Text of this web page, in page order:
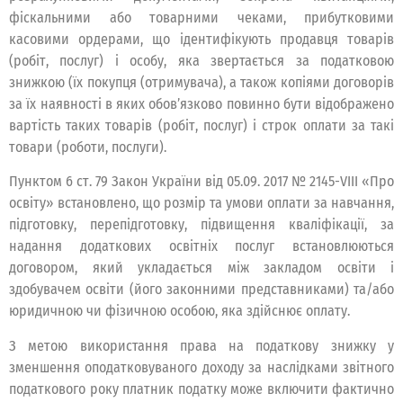
фіскальними або товарними чеками, прибутковими
касовими ордерами, що ідентифікують продавця товарів
(робіт, послуг) і особу, яка звертається за податковою
знижкою (їх покупця (отримувача), а також копіями договорів
за їх наявності в яких обов’язково повинно бути відображено
вартість таких товарів (робіт, послуг) і строк оплати за такі
товари (роботи, послуги).
Пунктом 6 ст. 79 Закон України від 05.09. 2017 № 2145-VІІІ «Про
освіту» встановлено, що розмір та умови оплати за навчання,
підготовку, перепідготовку, підвищення кваліфікації, за
надання додаткових освітніх послуг встановлюються
договором, який укладається між закладом освіти і
здобувачем освіти (його законними представниками) та/або
юридичною чи фізичною особою, яка здійснює оплату.
З метою використання права на податкову знижку у
зменшення оподатковуваного доходу за наслідками звітного
податкового року платник податку може включити фактично